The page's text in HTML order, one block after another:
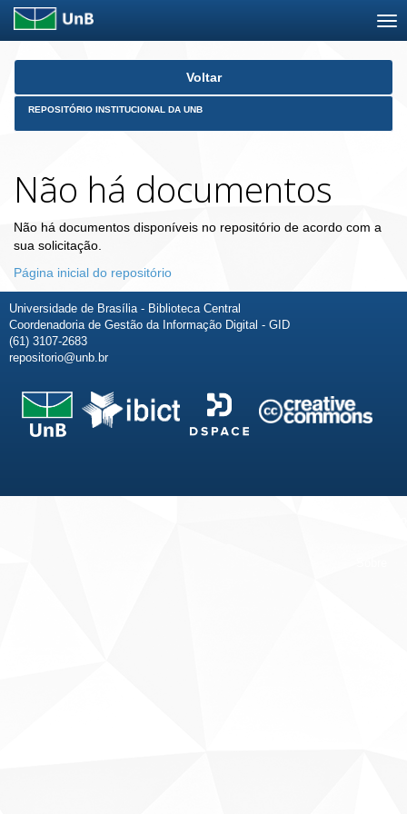
Skip
Voltar
REPOSITÓRIO INSTITUCIONAL DA UNB
Não há documentos
Não há documentos disponíveis no repositório de acordo com a
sua solicitação.
Página inicial do repositório
Universidade de Brasília - Biblioteca Central
Coordenadoria de Gestão da Informação Digital - GID
(61) 3107-2683
repositorio@unb.br